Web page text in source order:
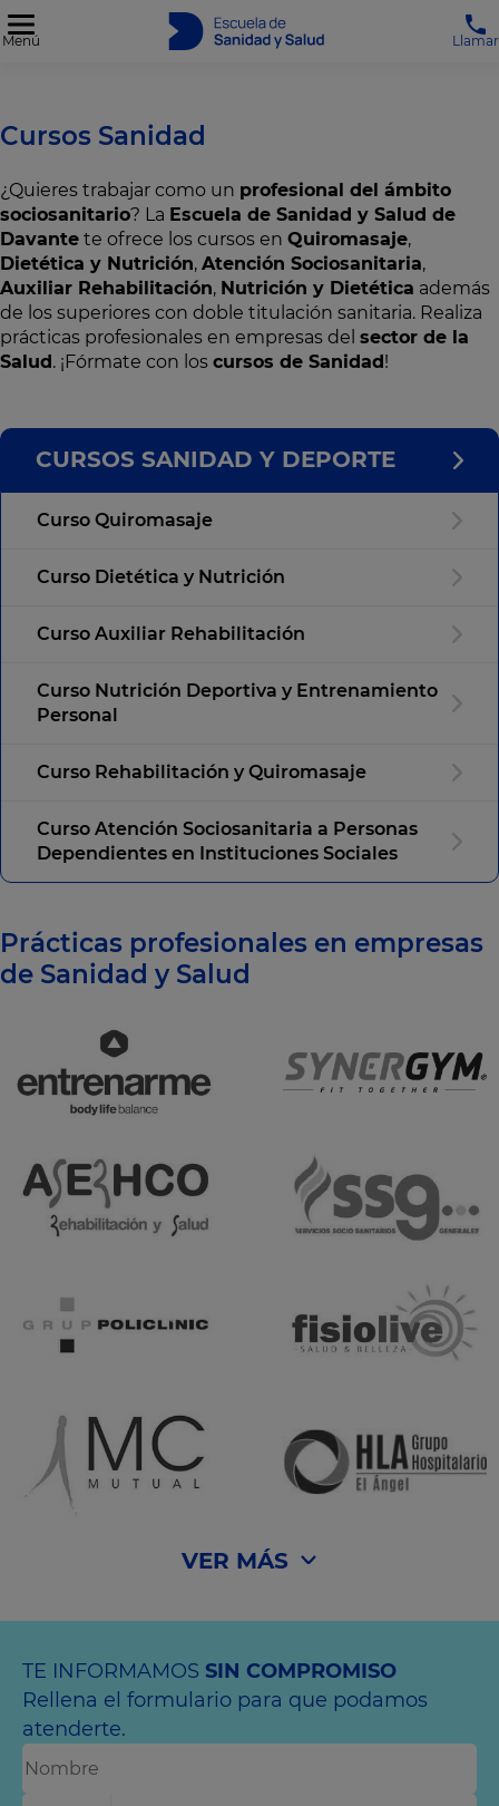
Menú Llamar
Cursos Sanidad
¿Quieres trabajar como un profesional del ámbito
sociosanitario? La Escuela de Sanidad y Salud de
Davante te ofrece los cursos en Quiromasaje,
Dietética y Nutrición, Atención Sociosanitaria,
Auxiliar Rehabilitación, Nutrición y Dietética además
de los superiores con doble titulación sanitaria. Realiza
prácticas profesionales en empresas del sector de la
Salud. ¡Fórmate con los cursos de Sanidad!
CURSOS SANIDAD Y DEPORTE
Curso Quiromasaje
Curso Dietética y Nutrición
Curso Auxiliar Rehabilitación
Curso Nutrición Deportiva y Entrenamiento
Personal
Curso Rehabilitación y Quiromasaje
Curso Atención Sociosanitaria a Personas
Dependientes en Instituciones Sociales
Prácticas profesionales en empresas
de Sanidad y Salud
VER MÁS
TE INFORMAMOS SIN COMPROMISO
Rellena el formulario para que podamos
atenderte.